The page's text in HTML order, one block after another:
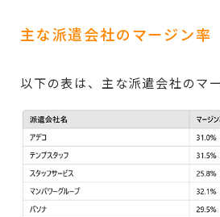
主な派遣会社のマージン率
以下の表は、主な派遣会社のマ